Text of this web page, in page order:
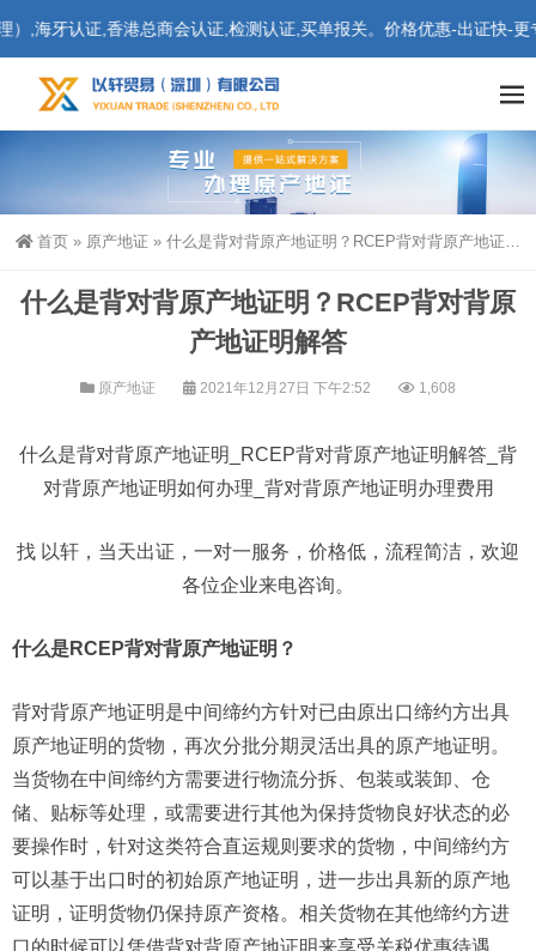
牙认证,香港总商会认证,检测认证,买单报关。价格优惠-出证快-更专
首页 » 原产地证 » 什么是背对背原产地证明？RCEP背对背原产地证明解答
什么是背对背原产地证明？RCEP背对背原
产地证明解答
原产地证 2021年12月27日 下午2:52 1,608
什么是背对背原产地证明_RCEP背对背原产地证明解答_背
对背原产地证明如何办理_背对背原产地证明办理费用
找 以轩，当天出证，一对一服务，价格低，流程简洁，欢迎
各位企业来电咨询。
什么是RCEP背对背原产地证明？
背对背原产地证明是中间缔约方针对已由原出口缔约方出具
原产地证明的货物，再次分批分期灵活出具的原产地证明。
当货物在中间缔约方需要进行物流分拆、包装或装卸、仓
储、贴标等处理，或需要进行其他为保持货物良好状态的必
要操作时，针对这类符合直运规则要求的货物，中间缔约方
可以基于出口时的初始原产地证明，进一步出具新的原产地
证明，证明货物仍保持原产资格。相关货物在其他缔约方进